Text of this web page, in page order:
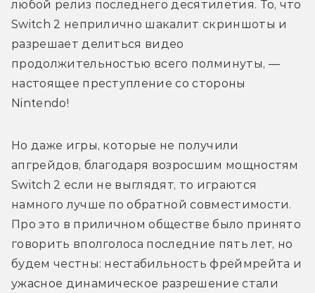
любой релиз последнего десятилетия. То, что
Switch 2 неприлично шакалит скриншоты и
разрешает делиться видео
продолжительностью всего полминуты, —
настоящее преступление со стороны
Nintendo!
Но даже игры, которые не получили
апгрейдов, благодаря возросшим мощностям
Switch 2 если не выглядят, то играются
намного лучше по обратной совместимости.
Про это в приличном обществе было принято
говорить вполголоса последние пять лет, но
будем честны: нестабильность фреймрейта и
ужасное динамическое разрешение стали